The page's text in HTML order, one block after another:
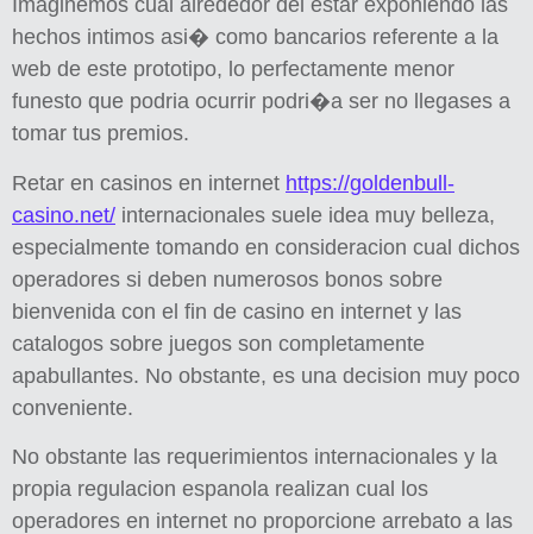
Imaginemos cual alrededor del estar exponiendo las
hechos intimos asi� como bancarios referente a la
web de este prototipo, lo perfectamente menor
funesto que podria ocurrir podri�a ser no llegases a
tomar tus premios.
Retar en casinos en internet https://goldenbull-
casino.net/ internacionales suele idea muy belleza,
especialmente tomando en consideracion cual dichos
operadores si deben numerosos bonos sobre
bienvenida con el fin de casino en internet y las
catalogos sobre juegos son completamente
apabullantes. No obstante, es una decision muy poco
conveniente.
No obstante las requerimientos internacionales y la
propia regulacion espanola realizan cual los
operadores en internet no proporcione arrebato a las